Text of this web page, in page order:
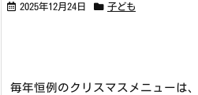
2025年12月24日 子ども
毎年恒例のクリスマスメニューは